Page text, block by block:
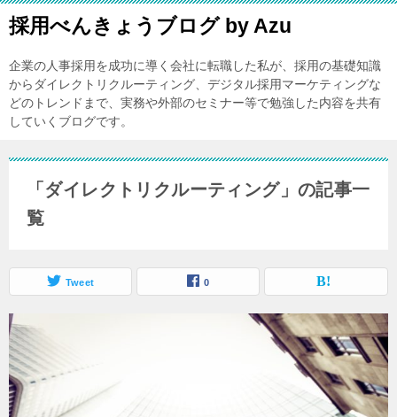
採用べんきょうブログ by Azu
企業の人事採用を成功に導く会社に転職した私が、採用の基礎知識
からダイレクトリクルーティング、デジタル採用マーケティングな
どのトレンドまで、実務や外部のセミナー等で勉強した内容を共有
していくブログです。
「ダイレクトリクルーティング」の記事一
覧
Tweet 0